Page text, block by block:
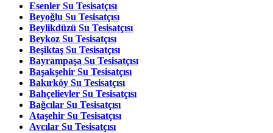
Esenler Su Tesisatçısı
Beyoğlu Su Tesisatçısı
Beylikdüzü Su Tesisatçısı
Beykoz Su Tesisatçısı
Beşiktaş Su Tesisatçısı
Bayrampaşa Su Tesisatçısı
Başakşehir Su Tesisatçısı
Bakırköy Su Tesisatçısı
Bahçelievler Su Tesisatçısı
Bağcılar Su Tesisatçısı
Ataşehir Su Tesisatçısı
Avcılar Su Tesisatçısı